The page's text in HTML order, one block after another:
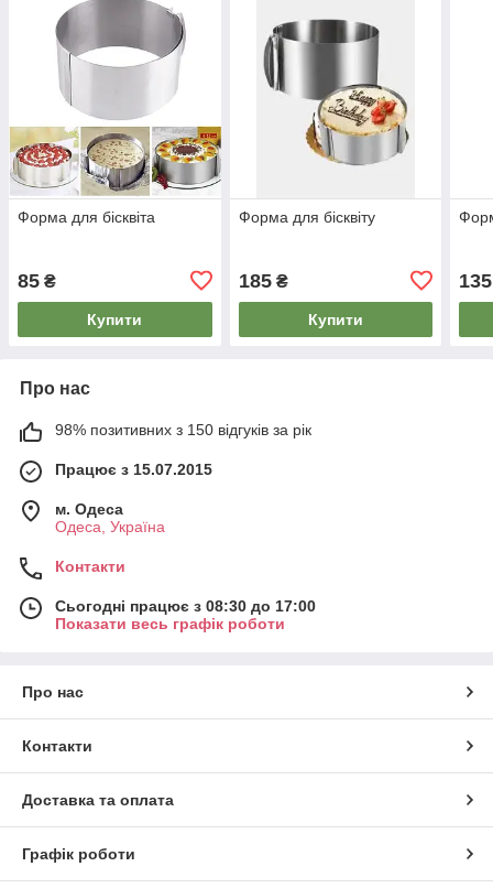
Форма для бісквіта
85 ₴
Купити
Форма для бісквіту
185₴
Купити
135
Про нас
98% позитивних з 150 відгуків за рік
Працює з 15.07.2015
м. Одеса
Одеса, Україна
Контакти
Сьогодні працює з 08:30 до 17:00
Показати весь графік роботи
Про нас
Контакти
Доставка та оплата
Графік роботи